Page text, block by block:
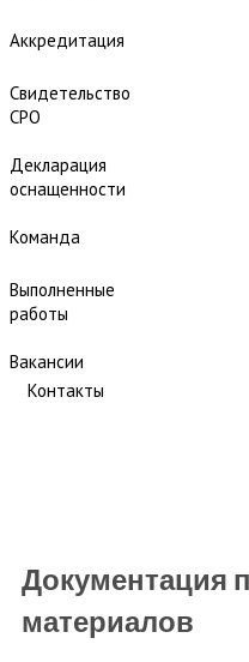
Аккредитация
Свидетельство
СРО
Декларация
оснащенности
Команда
Выполненные
работы
Вакансии
Контакты
Документация
материалов